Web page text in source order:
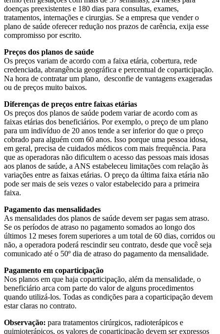
doenças preexistentes e 180 dias para consultas, exames,
tratamentos, internações e cirurgias. Se a empresa que vender o
plano de saúde oferecer redução nos prazos de carência, exija esse
compromisso por escrito.
Preços dos planos de saúde
Os preços variam de acordo com a faixa etária, cobertura, rede
credenciada, abrangência geográfica e percentual de coparticipação.
Na hora de contratar um plano, desconfie de vantagens exageradas
ou de preços muito baixos.
Diferenças de preços entre faixas etárias
Os preços dos planos de saúde podem variar de acordo com as
faixas etárias dos beneficiários. Por exemplo, o preço de um plano
para um indivíduo de 20 anos tende a ser inferior do que o preço
cobrado para alguém com 60 anos. Isso porque uma pessoa idosa,
em geral, precisa de cuidados médicos com mais frequência. Para
que as operadoras não dificultem o acesso das pessoas mais idosas
aos planos de saúde, a ANS estabeleceu limitações com relação às
variações entre as faixas etárias. O preço da última faixa etária não
pode ser mais de seis vezes o valor estabelecido para a primeira
faixa.
Pagamento das mensalidades
As mensalidades dos planos de saúde devem ser pagas sem atraso.
Se os períodos de atraso no pagamento somados ao longo dos
últimos 12 meses forem superiores a um total de 60 dias, corridos ou
não, a operadora poderá rescindir seu contrato, desde que você seja
comunicado até o 50º dia de atraso do pagamento da mensalidade.
Pagamento em coparticipação
Nos planos em que haja coparticipação, além da mensalidade, o
beneficiário arca com parte do valor de alguns procedimentos
quando utilizá-los. Todas as condições para a coparticipação devem
estar claras no contrato.
Observação: para tratamentos cirúrgicos, radioterápicos e
quimioterápicos, os valores de coparticipação devem ser expressos